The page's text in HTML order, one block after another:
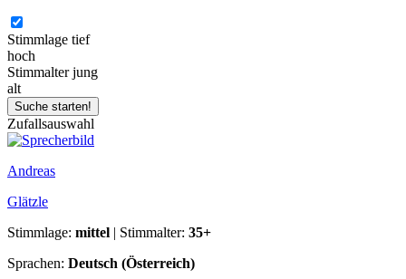
Stimmlage tief
hoch
Stimmalter jung
alt
Zufallsauswahl
Andreas
Glätzle
Stimmlage: mittel | Stimmalter: 35+
Sprachen: Deutsch (Österreich)